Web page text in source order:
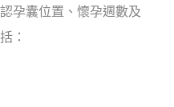
孕囊位置、懷孕週數及
：